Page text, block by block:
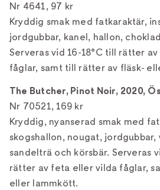
Nr 4641, 97 kr
Kryddig smak med fatkaraktär,
jordgubbar, kanel, hallon,
Serveras vid 16-18°C till rätter
fåglar, samt till rätter av fläsk-
The Butcher, Pinot Noir, 2020,
Nr 70521, 169 kr
Kryddig, nyanserad smak med
skogshallon, nougat, jordgubbar,
sandelträ och körsbär. Serveras
rätter av feta eller vilda fåglar,
eller lammkött.